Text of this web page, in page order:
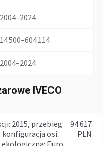
2004–2024
14 500–604 114
2004–2024
IVECO
konfiguracja osi:
Euro
94 617
PLN